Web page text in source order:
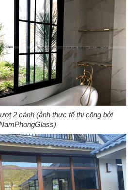
2 cánh (ảnh thực tế thi công bởi